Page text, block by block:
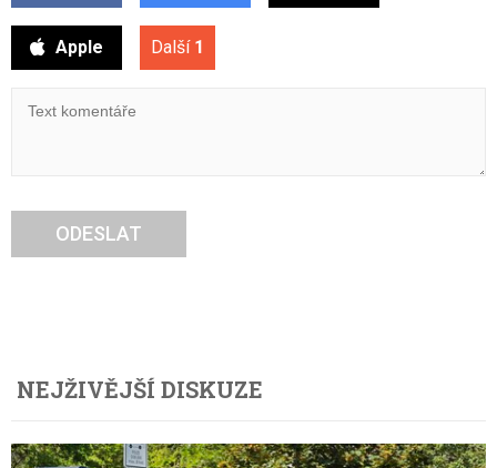
Apple Další 1
ODESLAT
NEJŽIVĚJŠÍ DISKUZE